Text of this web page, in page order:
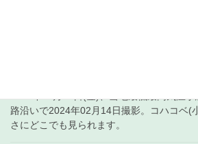
2024年04月05日(金)、当地最低最高気温
路沿いで2024年02月14日撮影。コハコベ(
さにどこでも見られます。